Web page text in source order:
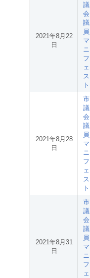
2021年8月22
日
議
会
議
員
マ
ニ
フ
ェ
ス
ト
2021年8月28
日
市
議
会
議
員
マ
ニ
フ
ェ
ス
ト
2021年8月31
日
市
議
会
議
員
マ
ニ
フ
ェ